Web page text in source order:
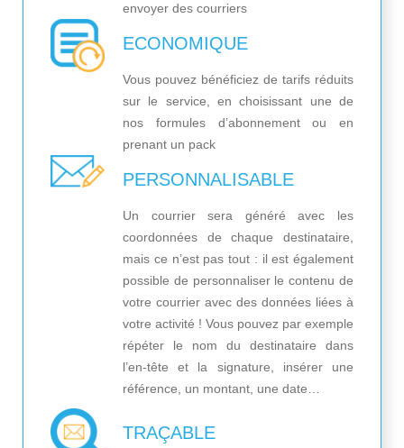
envoyer des courriers
ECONOMIQUE
Vous pouvez bénéficiez de tarifs réduits
sur le service, en choisissant une de
nos formules d’abonnement ou en
prenant un pack
PERSONNALISABLE
Un courrier sera généré avec les
coordonnées de chaque destinataire,
mais ce n’est pas tout : il est également
possible de personnaliser le contenu de
votre courrier avec des données liées à
votre activité ! Vous pouvez par exemple
répéter le nom du destinataire dans
l’en-tête et la signature, insérer une
référence, un montant, une date…
TRAÇABLE